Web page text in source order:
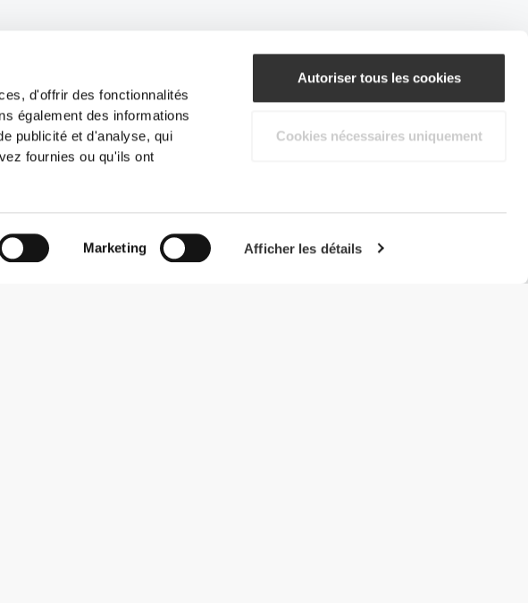
d'offrir des fonctionnalités
également des informations
publicité et d'analyse, qui
fournies ou qu'ils ont
Marketing Afficher les détails
Autoriser tous les cookies
Cookies nécessaires uniquement